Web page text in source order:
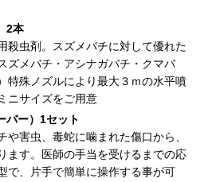
2本
殺虫剤。スズメバチに対して優れた
ズメバチ・アシナガバチ・クマバ
特殊ノズルにより最大３ｍの水平噴
ニサイズをご用意
バー）1セット
や害虫、毒蛇に噛まれた傷口から、
ます。医師の手当を受けるまでの応
で、片手で簡単に操作する事が可